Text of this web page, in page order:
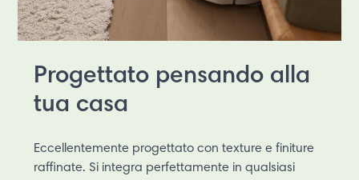
Progettato pensando alla
tua casa
Eccellentemente progettato con texture e finiture
raffinate. Si integra perfettamente in qualsiasi